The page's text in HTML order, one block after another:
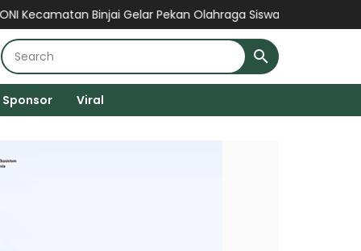
Binjai Gelar Pekan Olahraga Siswa 2026 Secara Gratis,
Sponsor Viral